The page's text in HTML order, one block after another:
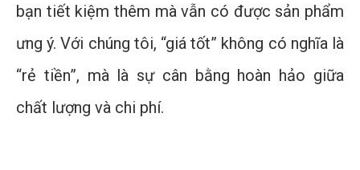
bạn tiết kiệm thêm mà vẫn có được sản phẩm
ưng ý. Với chúng tôi, “giá tốt” không có nghĩa là
“rẻ tiền”, mà là sự cân bằng hoàn hảo giữa
chất lượng và chi phí.